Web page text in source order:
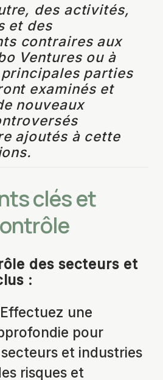
des activités,
et des
contraires aux
Ventures ou à
parties
examinés et
nouveaux
ajoutés à cette
clés et
des secteurs et
:
une
pour
et industries
risques et